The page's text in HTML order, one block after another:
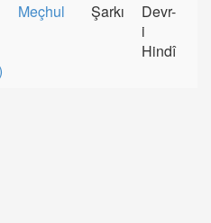
Meçhul Şarkı
Devr-
i
Hindî